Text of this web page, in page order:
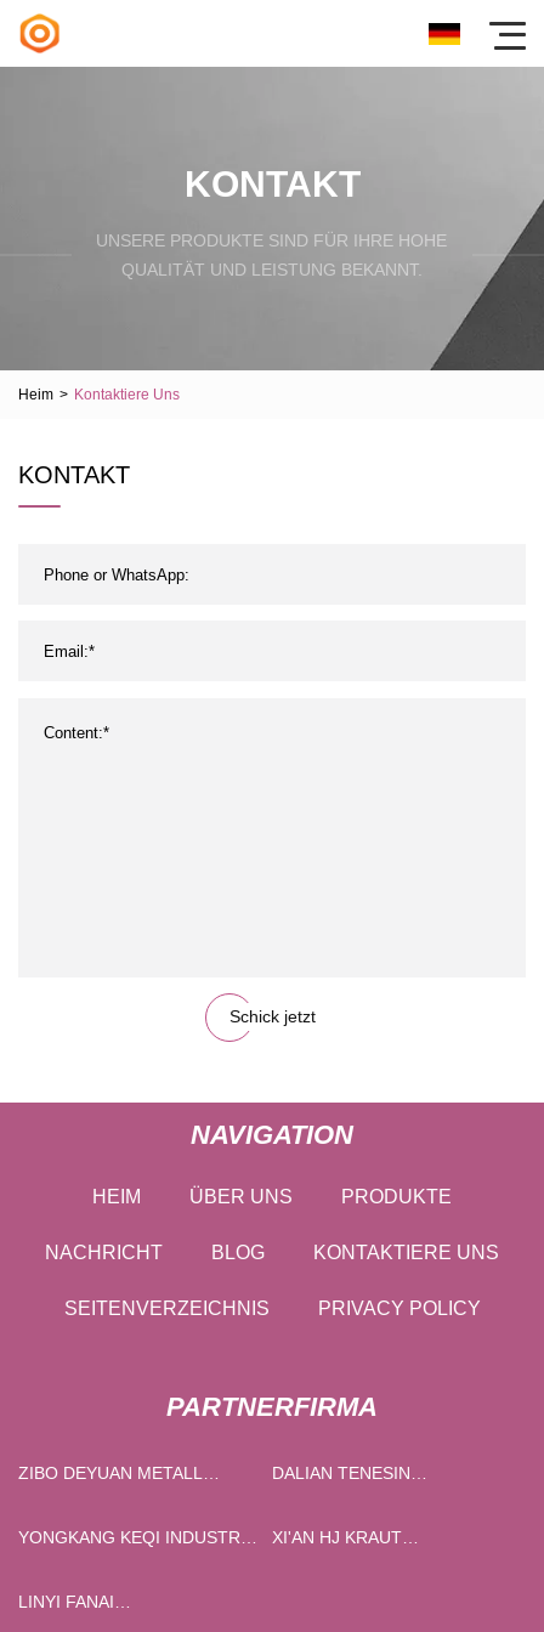
KONTAKT
UNSERE PRODUKTE SIND FÜR IHRE HOHE
QUALITÄT UND LEISTUNG BEKANNT.
Heim > Kontaktiere Uns
KONTAKT
Schick jetzt
NAVIGATION
HEIM ÜBER UNS PRODUKTE
NACHRICHT BLOG KONTAKTIERE UNS
SEITENVERZEICHNIS PRIVACY POLICY
PARTNERFIRMA
ZIBO DEYUAN METALL
DALIAN TENESIN
YONGKANG KEQI INDUSTRIE
XI'AN HJ KRAUT
LINYI FANAI